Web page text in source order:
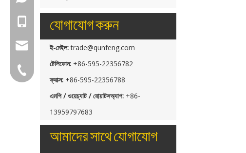
যোগাযোগ করুন
ই-মেইল: trade@qunfeng.com
টেলিফোন: +86-595-22356782
ফ্যাক্স: +86-595-22356788
এমপি / ওয়েচ্যাট / হোয়াটসঅ্যাপ: +86-
13959797683
আমাদের সাথে যোগাযোগ
+86-18150503129
group@qunfeng.com